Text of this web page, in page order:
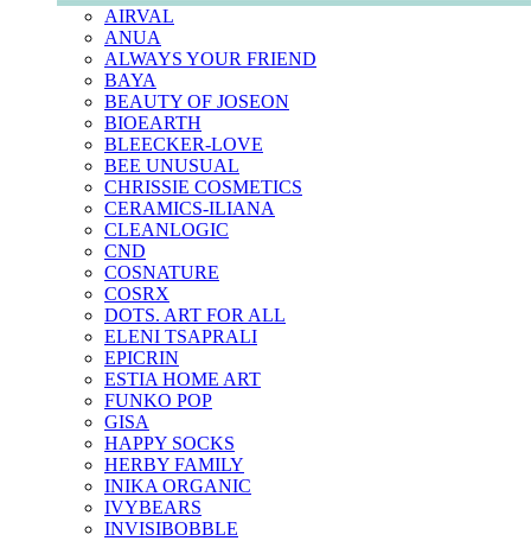
AIRVAL
ANUA
ALWAYS YOUR FRIEND
BAYA
BEAUTY OF JOSEON
BIOEARTH
BLEECKER-LOVE
BEE UNUSUAL
CHRISSIE COSMETICS
CERAMICS-ILIANA
CLEANLOGIC
CND
COSNATURE
COSRX
DOTS. ART FOR ALL
ELENI TSAPRALI
EPICRIN
ESTIA HOME ART
FUNKO POP
GISA
HAPPY SOCKS
HERBY FAMILY
INIKA ORGANIC
IVYBEARS
INVISIBOBBLE